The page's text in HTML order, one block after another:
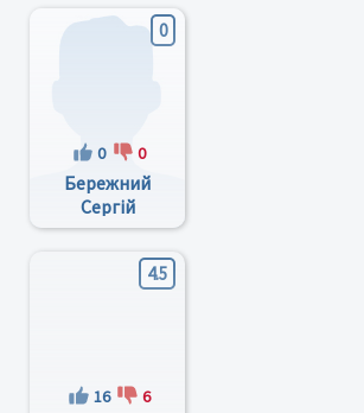
0
0 0
Бережний
Сергій
Дмитрович
4.5
16 6